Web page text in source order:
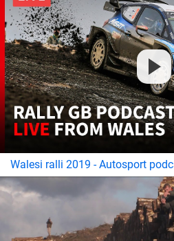
Walesi ralli 2019 - Autosport